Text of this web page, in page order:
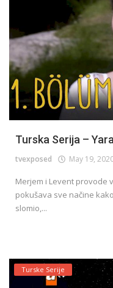
Turska Serija –
tvexposed May 19,
Merjem i Levent provode
pokušava sve načine
slomio,...
Turske Serije